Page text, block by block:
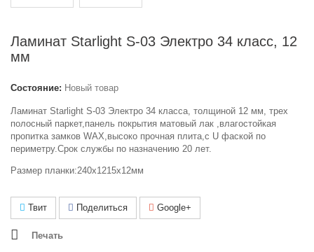
Ламинат Starlight S-03 Электро 34 класс, 12
мм
Состояние: Новый товар
Ламинат Starlight S-03 Электро 34 класса, толщиной 12 мм, трех
полосный паркет,панель покрытия матовый лак ,влагостойкая
пропитка замков WAX,высоко прочная плита,с U фаской по
периметру.Срок службы по назначению 20 лет.
Размер планки:240х1215х12мм
Твит Поделиться Google+
Печать